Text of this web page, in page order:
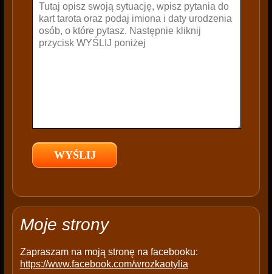
e
e
p
y
Moje strony
Zapraszam na moją stronę na facebooku:
https://www.facebook.com/wrozkaotylia